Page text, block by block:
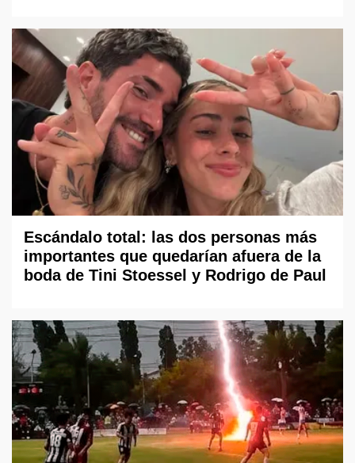
Escándalo total: las dos personas más
importantes que quedarían afuera de la
boda de Tini Stoessel y Rodrigo de Paul